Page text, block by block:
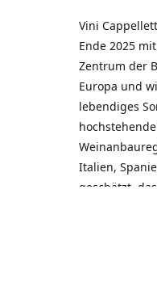
Vini
Ende 2025
Zentrum der
Europa und
lebendiges
Italien,
geschätzt,